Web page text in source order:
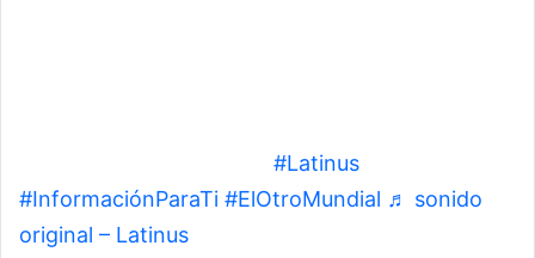
#Latinus
#InformaciónParaTi #ElOtroMundial ♬ sonido
original – Latinus